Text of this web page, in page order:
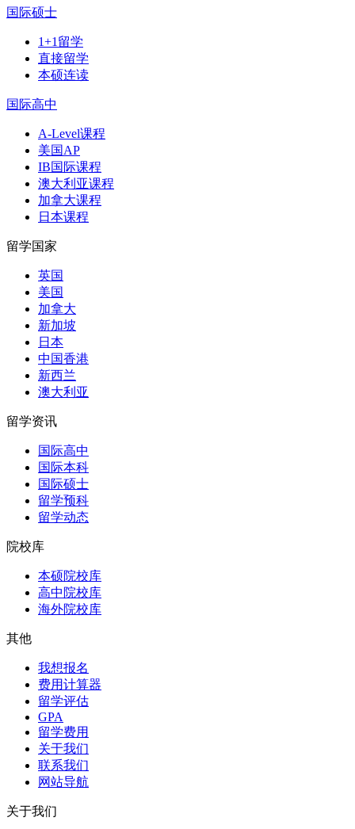
国际硕士
1+1留学
直接留学
本硕连读
国际高中
A-Level课程
美国AP
IB国际课程
澳大利亚课程
加拿大课程
日本课程
留学国家
英国
美国
加拿大
新加坡
日本
中国香港
新西兰
澳大利亚
留学资讯
国际高中
国际本科
国际硕士
留学预科
留学动态
院校库
本硕院校库
高中院校库
海外院校库
其他
我想报名
费用计算器
留学评估
GPA
留学费用
关于我们
联系我们
网站导航
关于我们